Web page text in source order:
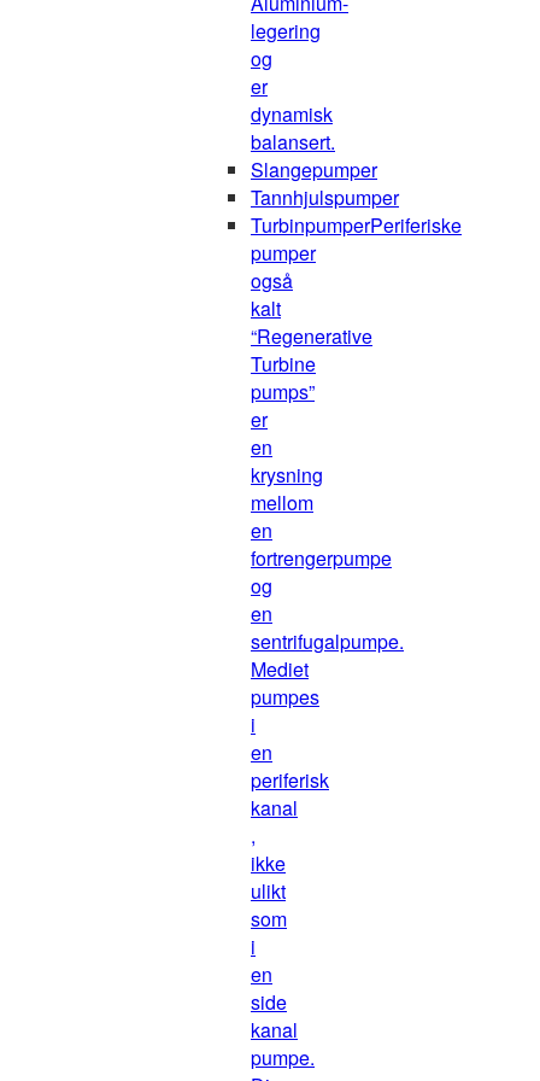
legering
og
er
dynamisk
balansert.
Slangepumper
Tannhjulspumper
TurbinpumperPeriferiske
pumper
også
kalt
“Regenerative
Turbine
pumps”
er
en
krysning
mellom
en
fortrengerpumpe
og
en
sentrifugalpumpe.
Mediet
pumpes
i
en
periferisk
kanal
,
ikke
ulikt
som
i
en
side
kanal
pumpe.